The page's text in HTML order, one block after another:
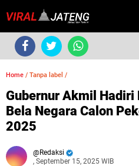
Home / Tanpa label /
Gubernur Akmil
Bela Negara Calon
2025
Redaksi
, September 15, 2025 WIB